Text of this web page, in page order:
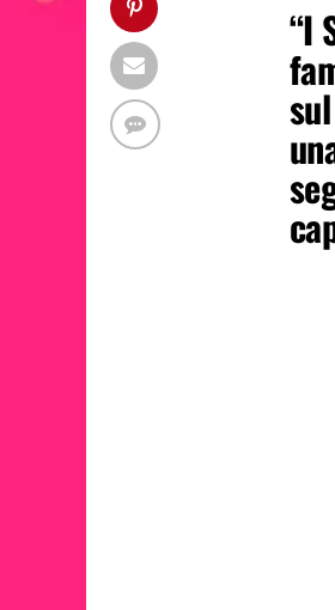
“I